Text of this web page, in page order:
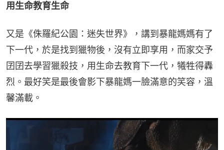
用生命教育生命
又是《侏羅紀公園：迷失世界》，講到暴龍媽媽有了
下一代，於是找到獵物後，沒有立即享用，而家交予
囝囝去學習獵殺技，用生命去教育下一代，犧牲得轟
烈。最好笑是最後會影下暴龍媽一臉滿意的笑容，溫
馨滿載。